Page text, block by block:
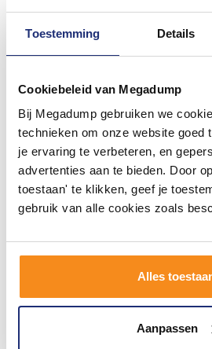
Toestemming Details
Cookiebeleid van Megadump
Bij Megadump gebruiken we
technieken om onze website goed
je ervaring te verbeteren, en
advertenties aan te bieden. Door
toestaan' te klikken, geef je
gebruik van alle cookies zoals
Alles
Aanpassen
Wij geloven in de kracht van
badkamer op Instagram met
en tag @megadumpnl.
inspirerende omgeving
badkamerstijlen.